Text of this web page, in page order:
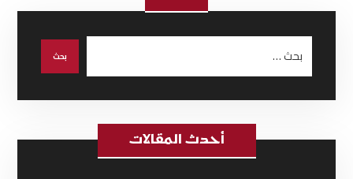
أحدث المقالات